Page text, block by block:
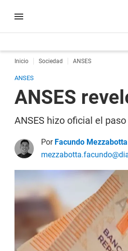
Inicio Sociedad ANSES
ANSES
ANSES
ANSES hizo oficial el
Por Facundo Mezzabotta